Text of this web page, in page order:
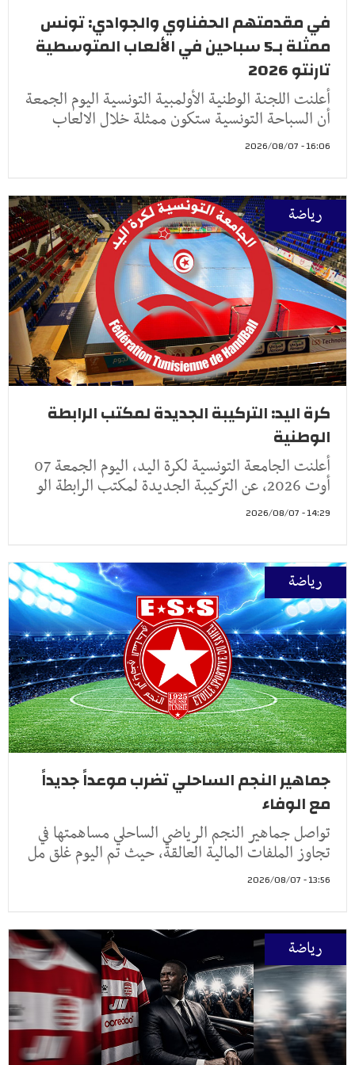
في مقدمتهم الحفناوي والجوادي: تونس
ممثلة بـ5 سباحين في الألعاب المتوسطية
تارنتو 2026
أعلنت اللجنة الوطنية الأولمبية التونسية اليوم الجمعة
أن السباحة التونسية ستكون ممثلة خلال الالعاب
16:06 - 2026/08/07
رياضة
كرة اليد: التركيبة الجديدة لمكتب الرابطة
الوطنية
أعلنت الجامعة التونسية لكرة اليد، اليوم الجمعة 07
أوت 2026، عن التركيبة الجديدة لمكتب الرابطة الو
14:29 - 2026/08/07
رياضة
جماهير النجم الساحلي تضرب موعداً جديداً
مع الوفاء
تواصل جماهير النجم الرياضي الساحلي مساهمتها في
تجاوز الملفات المالية العالقة، حيث تم اليوم غلق مل
13:56 - 2026/08/07
رياضة